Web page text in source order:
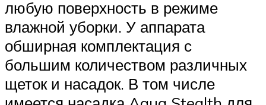
любую поверхность в режиме
влажной уборки. У аппарата
обширная комплектация с
большим количеством различных
щеток и насадок. В том числе